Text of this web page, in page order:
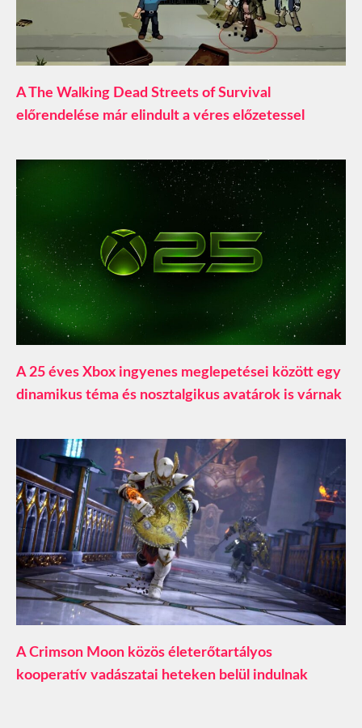
A The Walking Dead Streets of Survival
előrendelése már elindult a véres előzetessel
A 25 éves Xbox ingyenes meglepetései között egy
dinamikus téma és nosztalgikus avatárok is várnak
A Crimson Moon közös életerőtartályos
kooperatív vadászatai heteken belül indulnak